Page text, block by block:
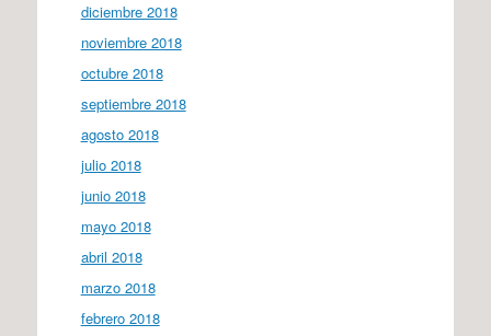
diciembre 2018
noviembre 2018
octubre 2018
septiembre 2018
agosto 2018
julio 2018
junio 2018
mayo 2018
abril 2018
marzo 2018
febrero 2018